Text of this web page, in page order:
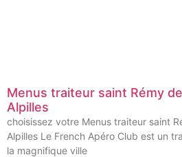
Menus traiteur saint Rémy
Alpilles
choisissez votre Menus traiteur saint
Alpilles Le French Apéro Club est un
la magnifique ville